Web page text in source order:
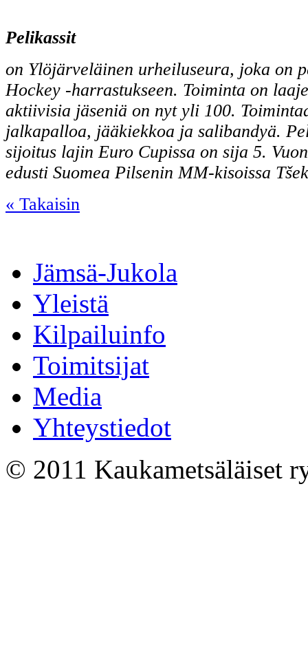
Pelikassit
on Ylöjärveläinen urheiluseura, joka on
Hockey -harrastukseen. Toiminta on
aktiivisia jäseniä on nyt yli 100.
jalkapalloa, jääkiekkoa ja salibandyä.
sijoitus lajin Euro Cupissa on sija 5.
edusti Suomea Pilsenin MM-kisoissa
« Takaisin
Jämsä-Jukola
Yleistä
Kilpailuinfo
Toimitsijat
Media
Yhteystiedot
© 2011 Kaukametsäläiset